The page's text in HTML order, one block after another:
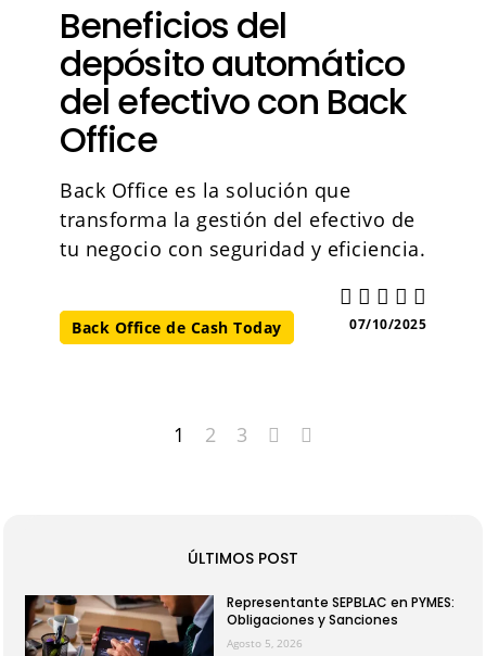
Beneficios del
depósito automático
del efectivo con Back
Office
Back Office es la solución que
transforma la gestión del efectivo de
tu negocio con seguridad y eficiencia.
Back Office de Cash Today 07/10/2025
1 2 3
ÚLTIMOS POST
Representante SEPBLAC en PYMES:
Obligaciones y Sanciones
Agosto 5, 2026